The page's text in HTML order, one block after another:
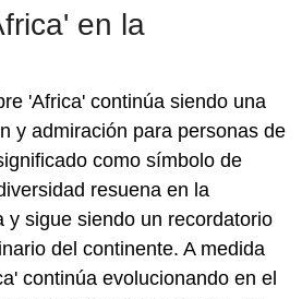
en la
'Africa' continúa siendo una
y admiración para personas de
como símbolo de
resuena en la
y sigue siendo un recordatorio
del continente. A medida
continúa evolucionando en el